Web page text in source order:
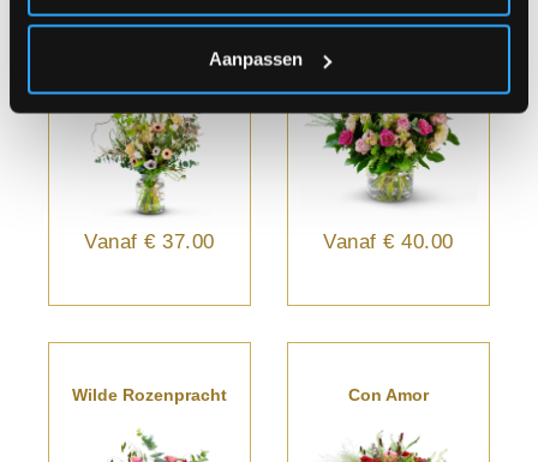
Aanpassen
Zachte Plukpracht
Vanaf € 37.00
Parisien Pastel
Vanaf € 40.00
Wilde Rozenpracht Con Amor